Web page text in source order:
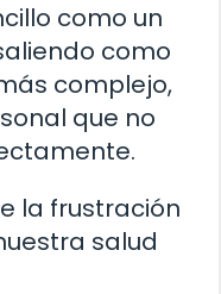
como un
como
complejo,
que no
la frustración
salud